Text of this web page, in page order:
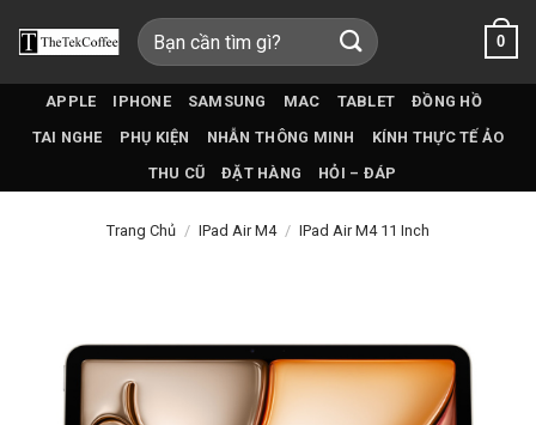
qua
Tìm
kiếm:
0
APPLE IPHONE SAMSUNG MAC TABLET
ĐỒNG HỒ
TAI NGHE
PHỤ KIỆN NHẪN THÔNG MINH
KÍNH THỰC TẾ ẢO
THU CŨ
ĐẶT HÀNG HỎI – ĐÁP
Trang Chủ / IPad Air M4 / IPad Air M4 11 Inch